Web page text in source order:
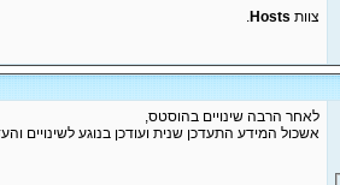
צוות Hosts
.
לאחר הרבה שינויים בהוסטס,
אשכול המידע התעדכן שנית ועודכן בנוגע לשינויים